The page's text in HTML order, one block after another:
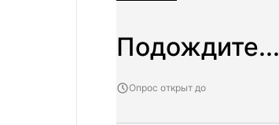
Подождите...
Опрос открыт до